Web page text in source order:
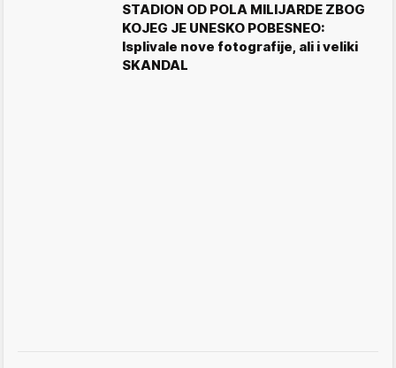
STADION OD POLA MILIJARDE ZBOG
KOJEG JE UNESKO POBESNEO:
Isplivale nove fotografije, ali i veliki
SKANDAL